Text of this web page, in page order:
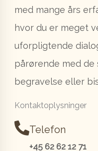
med mange års
hvor du er meget
uforpligtende
pårørende med
begravelse eller
Kontaktoplysninger
Telefon
+45 62 62 12 71